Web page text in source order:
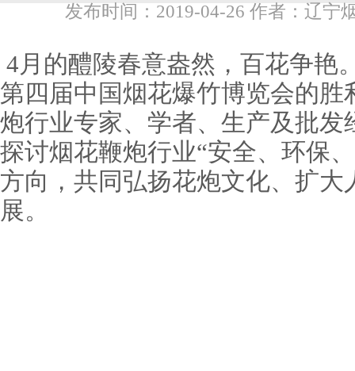
发布时间：2019-04-26 作者：辽宁
4月的醴陵春意盎然，百花争艳
第四届中国烟花爆竹博览会的
炮行业专家、学者、生产及批
探讨烟花鞭炮行业“安全、环保
方向，共同弘扬花炮文化、扩
展。